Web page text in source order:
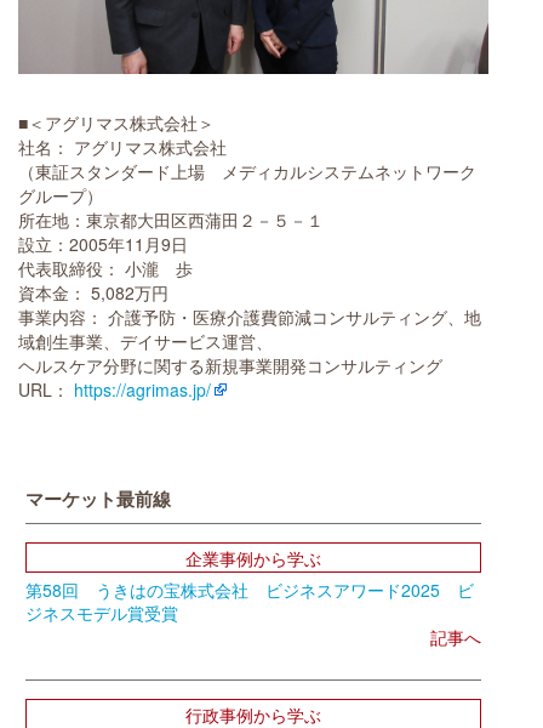
■＜アグリマス株式会社＞
社名： アグリマス株式会社
（東証スタンダード上場 メディカルシステムネットワーク
グループ）
所在地：東京都大田区西蒲田２－５－１
設立：2005年11月9日
代表取締役： 小瀧 歩
資本金： 5,082万円
事業内容： 介護予防・医療介護費節減コンサルティング、地
域創生事業、デイサービス運営、
ヘルスケア分野に関する新規事業開発コンサルティング
URL： https://agrimas.jp/
マーケット最前線
企業事例から学ぶ
第58回 うきはの宝株式会社 ビジネスアワード2025 ビ
ジネスモデル賞受賞
記事へ
行政事例から学ぶ